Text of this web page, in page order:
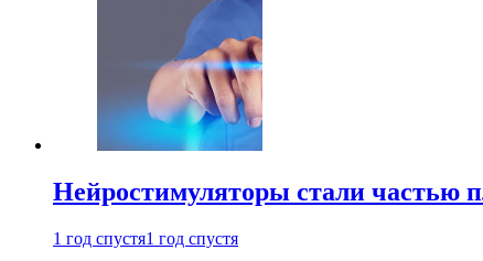
Нейростимуляторы стали частью
1 год спустя1 год спустя